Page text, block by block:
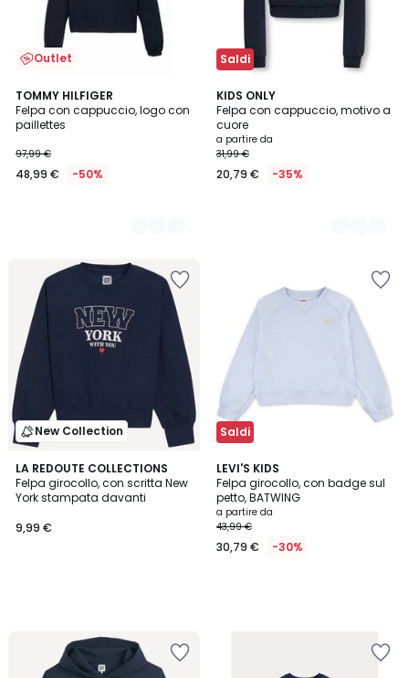
Outlet
TOMMY HILFIGER
Felpa con cappuccio, logo con
paillettes
97,99 €
48,99 € -50%
2
Colori
Saldi
KIDS ONLY
Felpa con cappuccio, motivo a
cuore
a partire da
31,99 €
20,79 € -35%
2
Colori
New Collection
LA REDOUTE COLLECTIONS
Felpa girocollo, con scritta New
York stampata davanti
9,99 €
Saldi
LEVI'S KIDS
Felpa girocollo, con badge sul
petto, BATWING
a partire da
43,99 €
30,79 € -30%